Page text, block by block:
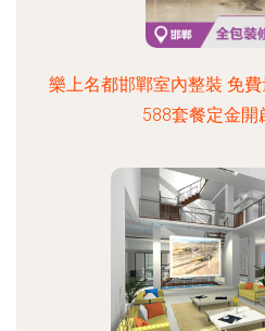
樂上名都邯鄲室內整裝 免費
588套餐定金開